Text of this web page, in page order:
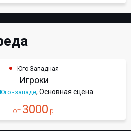
Юго-Западная
Игроки
- западе, Основная сцена
от 3000 р.